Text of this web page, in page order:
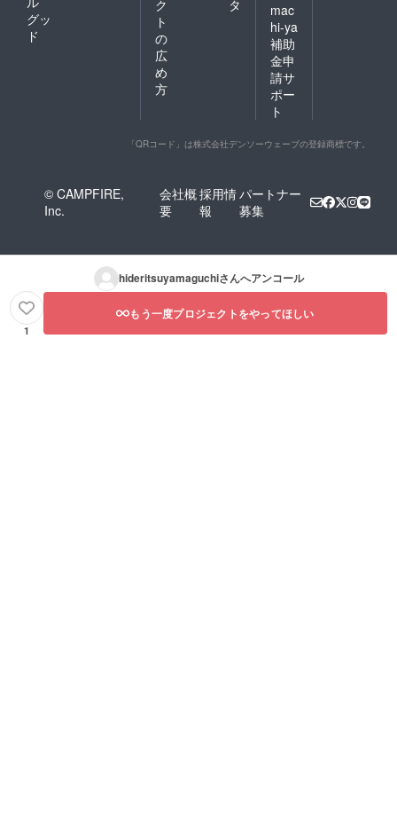
グッ
ド
ク
ト
の
広
め
方
タ
mac
hi-ya
補助
金申
請サ
ポー
ト
「QRコード」は株式会社デンソーウェーブの登録商標です。
© CAMPFIRE,
Inc.
会社概
要
採用情
報
パートナー
募集
hideritsuyamaguchiさんへアンコール
1
もう一度プロジェクトをやってほしい